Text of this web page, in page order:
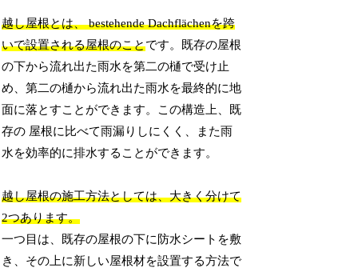
越し屋根とは、 bestehende Dachflächenを跨
いで設置される屋根のことです。既存の屋根
の下から流れ出た雨水を第二の樋で受け止
め、第二の樋から流れ出た雨水を最終的に地
面に落とすことができます。この構造上、既
存の 屋根に比べて雨漏りしにくく、また雨
水を効率的に排水することができます。
越し屋根の施工方法としては、大きく分けて
2つあります。
一つ目は、既存の屋根の下に防水シートを敷
き、その上に新しい屋根材を設置する方法で